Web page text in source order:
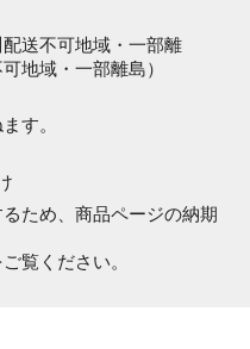
送不可地域・一部離
地域・一部離島）
す。
ため、商品ページの納期
ご覧ください。